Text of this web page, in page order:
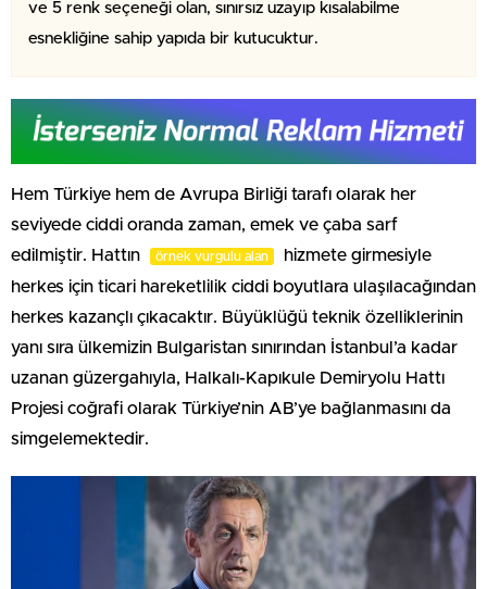
ve 5 renk seçeneği olan, sınırsız uzayıp kısalabilme
esnekliğine sahip yapıda bir kutucuktur.
Hem Türkiye hem de Avrupa Birliği tarafı olarak her
seviyede ciddi oranda zaman, emek ve çaba sarf
edilmiştir. Hattın
örnek vurgulu alan
hizmete girmesiyle
herkes için ticari hareketlilik ciddi boyutlara ulaşılacağından
herkes kazançlı çıkacaktır. Büyüklüğü teknik özelliklerinin
yanı sıra ülkemizin Bulgaristan sınırından İstanbul’a kadar
uzanan güzergahıyla, Halkalı-Kapıkule Demiryolu Hattı
Projesi coğrafi olarak Türkiye’nin AB’ye bağlanmasını da
simgelemektedir.